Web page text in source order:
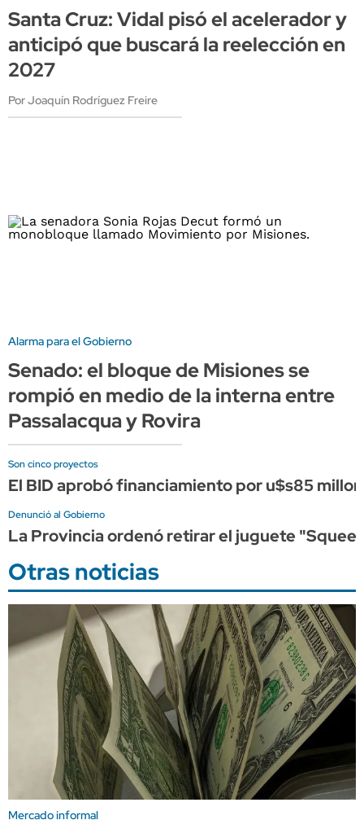
Santa Cruz: Vidal pisó el acelerador y
anticipó que buscará la reelección en
2027
Por Joaquín Rodríguez Freire
Alarma para el Gobierno
Senado: el bloque de Misiones se
rompió en medio de la interna entre
Passalacqua y Rovira
Son cinco proyectos
El BID aprobó financiamiento por u$s85
Denunció al Gobierno
La Provincia ordenó retirar el juguete
Otras noticias
Mercado informal